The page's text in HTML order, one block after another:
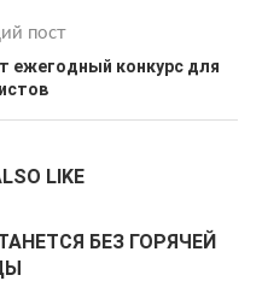
пост
ежегодный конкурс для
LIKE
БЕЗ ГОРЯЧЕЙ